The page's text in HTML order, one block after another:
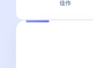
佳作